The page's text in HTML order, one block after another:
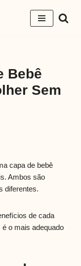
Bebê
Sem
capa de bebê
Ambos são
diferentes.
de cada
é o mais adequado